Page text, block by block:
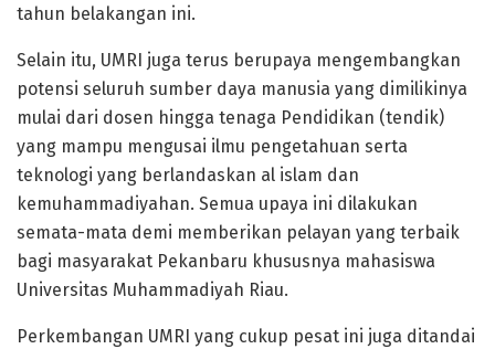
tahun belakangan ini.
Selain itu, UMRI juga terus berupaya mengembangkan
potensi seluruh sumber daya manusia yang dimilikinya
mulai dari dosen hingga tenaga Pendidikan (tendik)
yang mampu mengusai ilmu pengetahuan serta
teknologi yang berlandaskan al islam dan
kemuhammadiyahan. Semua upaya ini dilakukan
semata-mata demi memberikan pelayan yang terbaik
bagi masyarakat Pekanbaru khususnya mahasiswa
Universitas Muhammadiyah Riau.
Perkembangan UMRI yang cukup pesat ini juga ditandai